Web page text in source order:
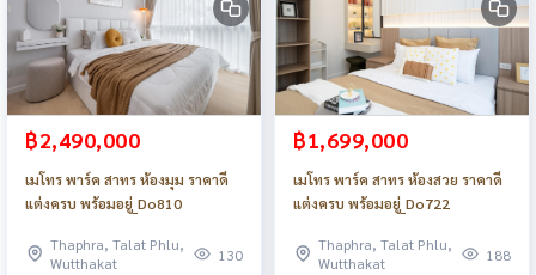
฿2,490,000
เมโทร พาร์ค สาทร ห้องมุม ราคาดี
แต่งครบ พร้อมอยู่_Do810
Thaphra, Talat Phlu,
Wutthakat
130
฿1,699,000
เมโทร พาร์ค สาทร ห้องสวย ราคาดี
แต่งครบ พร้อมอยู่_Do722
Thaphra, Talat Phlu,
Wutthakat
188